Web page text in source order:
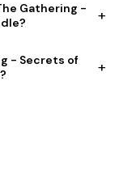
Gathering -
+
- Secrets of
+